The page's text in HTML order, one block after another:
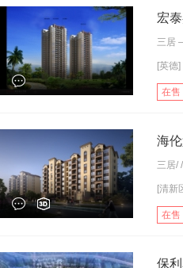
宏
三居
[英德
在售
海
三居/ /
[清新
在售
保